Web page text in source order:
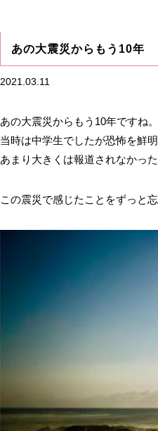
あの大震災からもう10年
2021.03.11
あの大震災からもう10年ですね。
当時は中学生でしたが恐怖を鮮明
あまり大きくは報道されなかっ
この震災で感じたことをずっと